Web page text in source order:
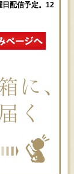
日配信予定。12